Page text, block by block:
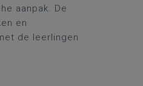
aanpak. De
en
de leerlingen